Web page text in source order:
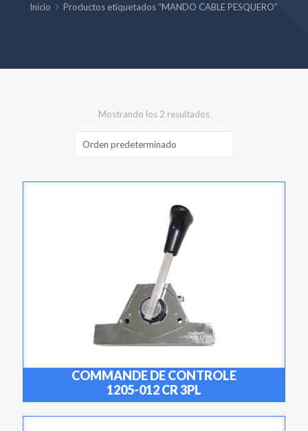
Inicio Productos etiquetados “MANDO CABLE PESQUERO”
Mostrando los 2 resultados
COMMANDE DE CONTROLE
1205-012 CR 3PL